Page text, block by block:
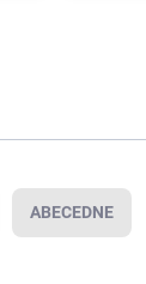
ABECEDNE